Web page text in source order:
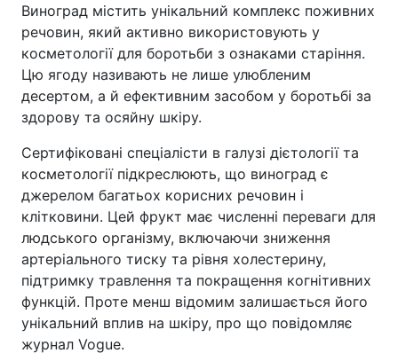
Виноград містить унікальний комплекс поживних
речовин, який активно використовують у
косметології для боротьби з ознаками старіння.
Цю ягоду називають не лише улюбленим
десертом, а й ефективним засобом у боротьбі за
здорову та осяйну шкіру.
Сертифіковані спеціалісти в галузі дієтології та
косметології підкреслюють, що виноград є
джерелом багатьох корисних речовин і
клітковини. Цей фрукт має численні переваги для
людського організму, включаючи зниження
артеріального тиску та рівня холестерину,
підтримку травлення та покращення когнітивних
функцій. Проте менш відомим залишається його
унікальний вплив на шкіру, про що повідомляє
журнал Vogue.